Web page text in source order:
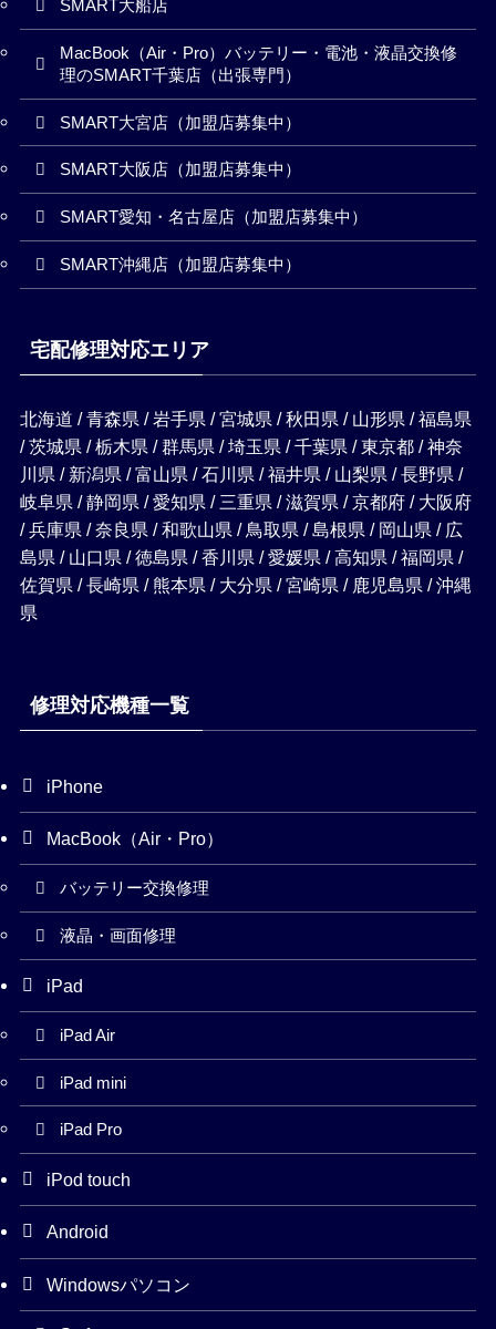
SMART大船店
MacBook（Air・Pro）バッテリー・電池・液晶交換修
理のSMART千葉店（出張専門）
SMART大宮店（加盟店募集中）
SMART大阪店（加盟店募集中）
SMART愛知・名古屋店（加盟店募集中）
SMART沖縄店（加盟店募集中）
宅配修理対応エリア
北海道 / 青森県 / 岩手県 / 宮城県 / 秋田県 / 山形県 / 福島県
/ 茨城県 / 栃木県 / 群馬県 / 埼玉県 / 千葉県 / 東京都 / 神奈
川県 / 新潟県 / 富山県 / 石川県 / 福井県 / 山梨県 / 長野県 /
岐阜県 / 静岡県 / 愛知県 / 三重県 / 滋賀県 / 京都府 / 大阪府
/ 兵庫県 / 奈良県 / 和歌山県 / 鳥取県 / 島根県 / 岡山県 / 広
島県 / 山口県 / 徳島県 / 香川県 / 愛媛県 / 高知県 / 福岡県 /
佐賀県 / 長崎県 / 熊本県 / 大分県 / 宮崎県 / 鹿児島県 / 沖縄
県
修理対応機種一覧
iPhone
MacBook（Air・Pro）
バッテリー交換修理
液晶・画面修理
iPad
iPad Air
iPad mini
iPad Pro
iPod touch
Android
Windowsパソコン